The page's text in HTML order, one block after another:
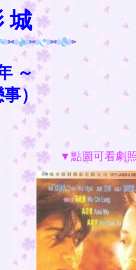
城
～
）
▼點圖可看劇